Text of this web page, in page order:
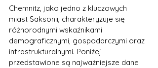
Chemnitz, jako jedno z kluczowych
miast Saksonii, charakteryzuje się
różnorodnymi wskaźnikami
demograficznymi, gospodarczymi oraz
infrastrukturalnymi. Poniżej
przedstawione są najważniejsze dane